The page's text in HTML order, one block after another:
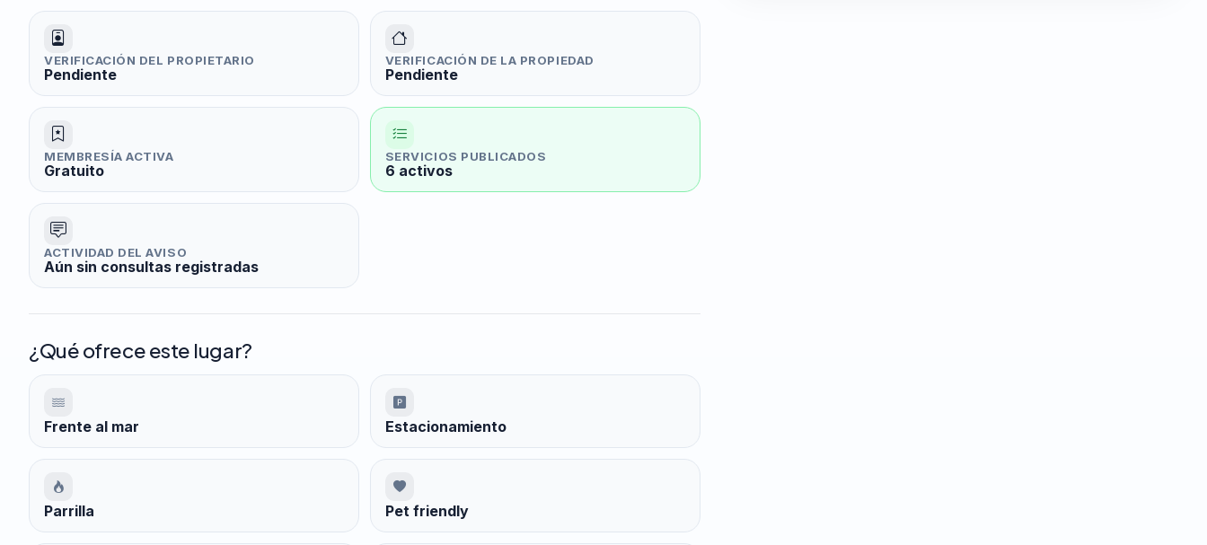
VERIFICACIÓN DEL PROPIETARIO
Pendiente
VERIFICACIÓN DE LA PROPIEDAD
Pendiente
MEMBRESÍA ACTIVA
Gratuito
SERVICIOS PUBLICADOS
6 activos
ACTIVIDAD DEL AVISO
Aún sin consultas registradas
¿Qué ofrece este lugar?
Frente al mar Estacionamiento
Parrilla Pet friendly